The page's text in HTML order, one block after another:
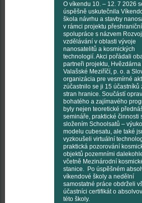
O víkendu 10. – 12. 7 2026
úspěšně uskutečnila
škola návrhu a stavby
v rámci projektu přeshraniční
spolupráce s názvem Rozvoj
vzdělávání v oblasti vývoje
nanosatelitů a kosmických
technologií. Akci pořádali
partneři projektu, Hvězdárna
Valašské Meziříčí, p. o. a
organizácia pre vesmírné
zúčastnilo se ji 15 účastníků
stran hranice. Součástí
bohatého a zajímavého
byly nejen teoretické
semináře, praktické činnosti
složením Schoolsatů –
modelu cubesatu, ale také
vyzkoušeli virtuální
praktická pozorování
objektů pozemními
včetně Mezinárodní
stanice. Po úspěšném
víkendové školy a nedělní
samostatné práce obdrželi
účastníci certifikát o
této školy.